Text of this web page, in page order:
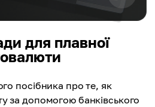
для плавної
посібника про те, як
за допомогою банківського